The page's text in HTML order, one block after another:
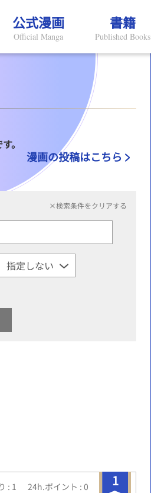
公式漫画
Official Manga
書籍
Published Books
。
漫画の投稿はこちら
×検索条件をクリアする
1
: 1 24h.ポイント : 0